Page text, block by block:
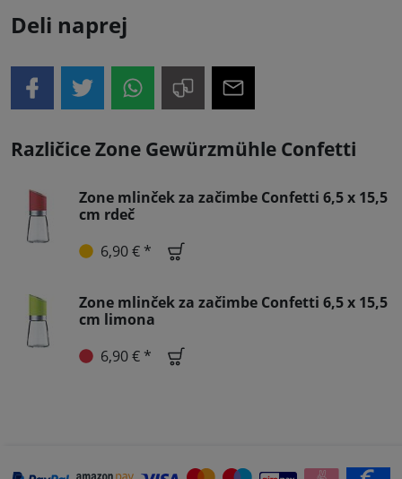
Deli naprej
Različice Zone Gewürzmühle Confetti
Zone mlinček za začimbe Confetti 6,5 x 15,5
cm rdeč
6,90 € *
Zone mlinček za začimbe Confetti 6,5 x 15,5
cm limona
6,90 € *